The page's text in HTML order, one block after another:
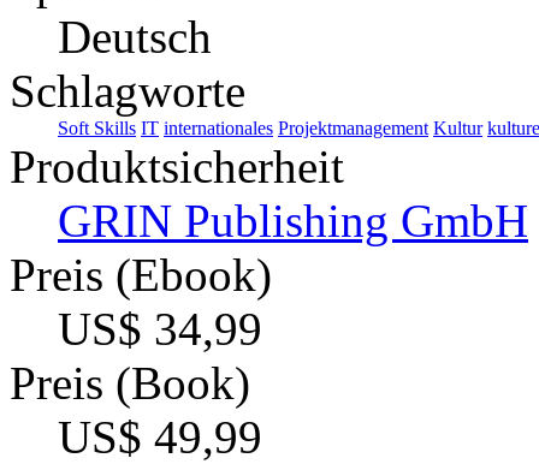
Deutsch
Schlagworte
Soft Skills IT internationales Projektmanagement Kultur
Produktsicherheit
GRIN Publishing GmbH
Preis (Ebook)
US$ 34,99
Preis (Book)
US$ 49,99